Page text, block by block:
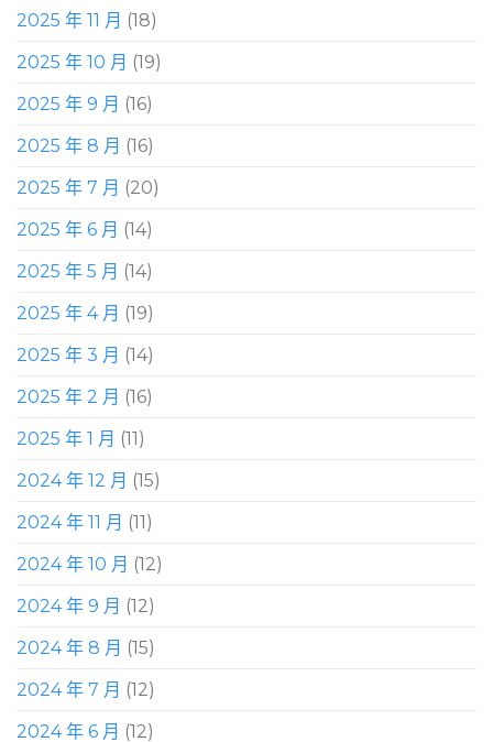
2025 年 11 月 (18)
2025 年 10 月 (19)
2025 年 9 月 (16)
2025 年 8 月 (16)
2025 年 7 月 (20)
2025 年 6 月 (14)
2025 年 5 月 (14)
2025 年 4 月 (19)
2025 年 3 月 (14)
2025 年 2 月 (16)
2025 年 1 月 (11)
2024 年 12 月 (15)
2024 年 11 月 (11)
2024 年 10 月 (12)
2024 年 9 月 (12)
2024 年 8 月 (15)
2024 年 7 月 (12)
2024 年 6 月 (12)